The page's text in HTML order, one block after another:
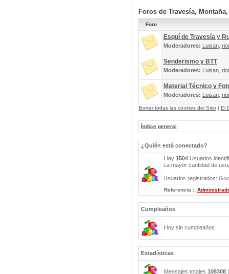
Foros de Travesía,
Foro
Esquí de Travesía y
Moderadores: Luisan,
Senderismo y BTT
Moderadores: Luisan,
Material Técnico y
Moderadores: Luisan,
Borrar todas las cookies del Sitio | El
Índice general
¿Quién está conectado?
Hay 1504Usuarios
La mayor cantidad de
Usuarios registrados:
Referencia ::
Cumpleaños
Hoy sin cumpleaños
Estadísticas
Mensajes totales 108308|